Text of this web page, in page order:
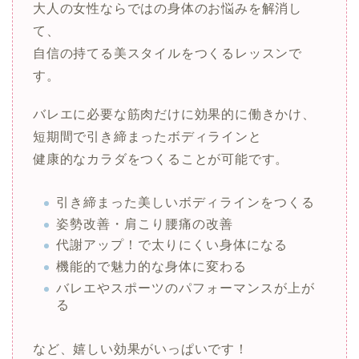
大人の女性ならではの身体のお悩みを解消し
て、
自信の持てる美スタイルをつくるレッスンで
す。
バレエに必要な筋肉だけに効果的に働きかけ、
短期間で引き締まったボディラインと
健康的なカラダをつくることが可能です。
引き締まった美しいボディラインをつくる
姿勢改善・肩こり腰痛の改善
代謝アップ！で太りにくい身体になる
機能的で魅力的な身体に変わる
バレエやスポーツのパフォーマンスが上が
る
など、嬉しい効果がいっぱいです！